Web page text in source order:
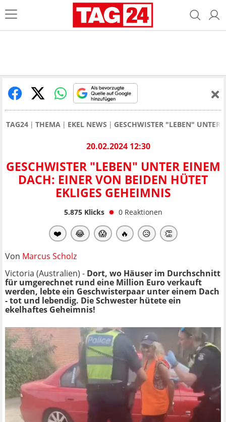
TAG24 THEMA EKEL NEWS GESCHWISTER "LEBEN" UNTER
20.02.2024 12:30
GESCHWISTER "LEBEN" UNTER EINEM
DACH: EINER VON BEIDEN HÜTET
EKLIGES GEHEIMNIS
5.875Klicks 0 Reaktionen
❤️ 😂 😱 🔥 😥 👏
Von Marcus Scholz
Victoria (Australien) - Dort, wo Häuser im Durchschnitt
für umgerechnet rund eine Million Euro verkauft
werden, lebte ein Geschwisterpaar unter einem Dach
- tot und lebendig. Die Schwester hütete ein
ekelhaftes Geheimnis!